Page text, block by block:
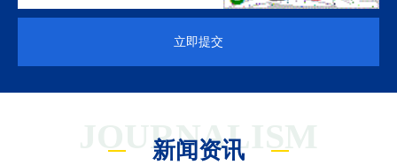
立即提交
JOURNALISM
新闻资讯